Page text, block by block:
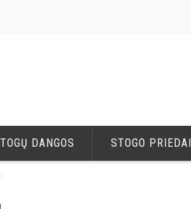
DANGOS STOGO PRIEDAI